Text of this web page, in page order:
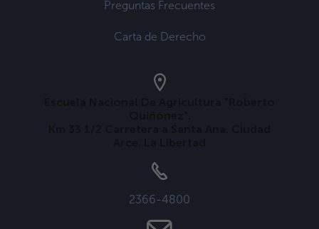
Preguntas Frecuentes
Carta de Derecho
2366-4800